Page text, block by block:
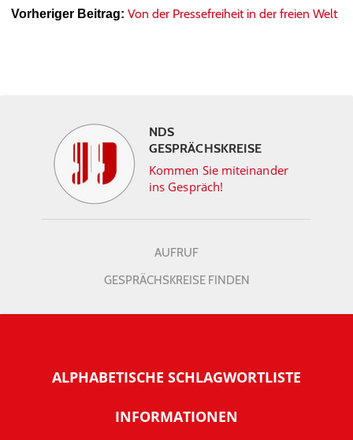
Vorheriger Beitrag: Von der Pressefreiheit in der freien Welt
NDS
GESPRÄCHSKREISE
Kommen Sie miteinander
ins Gespräch!
AUFRUF
GESPRÄCHSKREISE FINDEN
ALPHABETISCHE SCHLAGWORTLISTE
INFORMATIONEN